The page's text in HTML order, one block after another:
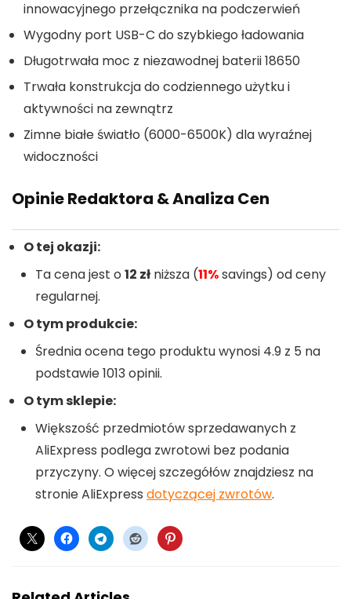
innowacyjnego przełącznika na podczerwień
Wygodny port USB-C do szybkiego ładowania
Długotrwała moc z niezawodnej baterii 18650
Trwała konstrukcja do codziennego użytku i
aktywności na zewnątrz
Zimne białe światło (6000-6500K) dla wyraźnej
widoczności
Opinie Redaktora & Analiza Cen
O tej okazji:
Ta cena jest o 12 zł niższa (11%savings) od ceny
regularnej.
O tym produkcie:
Średnia ocena tego produktu wynosi 4.9 z 5 na
podstawie 1013 opinii.
O tym sklepie:
Większość przedmiotów sprzedawanych z
AliExpress podlega zwrotowi bez podania
przyczyny. O więcej szczegółów znajdziesz na
stronie AliExpress dotyczącej zwrotów.